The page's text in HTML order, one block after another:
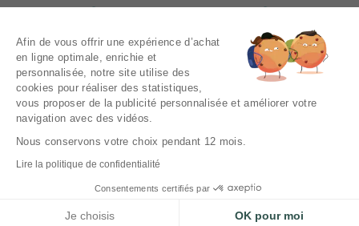
Nos bouquets de tulipes Nos bouquets de muguet
Mentions légales
CGV
Politique de protection des données personnelles
Contactez-nous
Afin de vous offrir une expérience d’achat
en ligne optimale, enrichie et
personnalisée, notre site utilise des
cookies pour réaliser des statistiques,
vous proposer de la publicité personnalisée et améliorer votre
navigation avec des vidéos.
Nous conservons votre choix pendant 12 mois.
Lire la politique de confidentialité
Consentements certifiés par
Je choisis OK pour moi